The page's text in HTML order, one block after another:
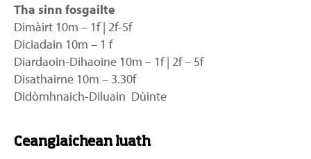
Tha sinn fosgailte
Dimàirt 10m – 1f | 2f-5f
Diciadain 10m – 1 f
Diardaoin-Dihaoine 10m – 1f | 2f – 5f
Disathairne 10m – 3.30f
Didòmhnaich-Diluain Dùinte
Ceanglaichean luath